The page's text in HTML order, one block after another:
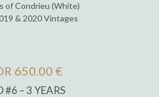
of Condrieu (White)
& 2020 Vintages
650.00 €
#6 – 3 YEARS